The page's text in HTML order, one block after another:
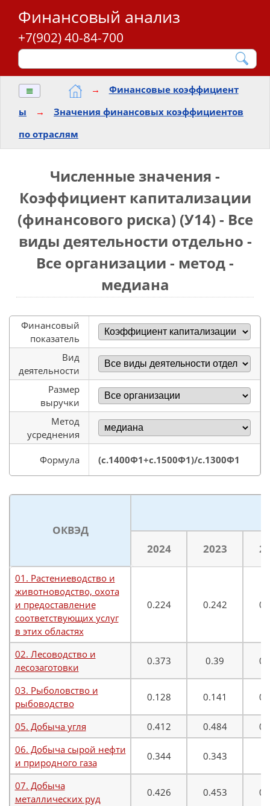
Финансовый анализ
+7(902) 40-84-700
≡ →
Финансовые коэффициент
ы
→
Значения финансовых коэффициентов
по отраслям
Численные значения -
Коэффициент капитализации
(финансового риска) (У14) - Все
виды деятельности отдельно -
Все организации - метод -
медиана
Финансовый
показатель
Вид
деятельности
Размер
выручки
Метод
усреднения
Формула (с.1400Ф1+с.1500Ф1)/с.1300Ф1
ОКВЭД
2024
2023
01. Растениеводство и
животноводство, охота
и предоставление
соответствующих услуг
в этих областях
0.224 0.242
02. Лесоводство и
лесозаготовки
0.373 0.39
03. Рыболовство и
рыбоводство
0.128 0.141
05. Добыча угля 0.412 0.484
06. Добыча сырой нефти
и природного газа
0.344 0.343
07. Добыча
металлических руд
0.426 0.453